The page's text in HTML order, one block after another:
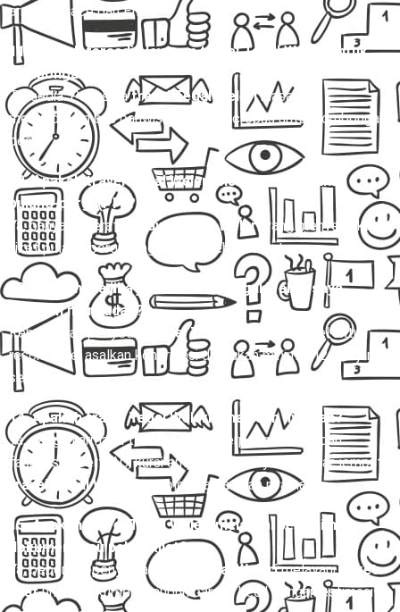
armada Hiace dan Elf.
11. Apakah tersedia layanan travel Tegal Weleri untuk
rombongan besar?
Tersedia. Penyediatravel Tegal Weleribiasanya
menyediakan bus pariwisata atau microbus untuk rombongan
besar.
12. Apakah travel Tegal Weleri melayani perjalanan
pulang-pergi (PP)?
Ya, banyak operator
travel Tegal Weleri
yang menyediakan
tiket pulang-pergi dengan harga lebih hemat.
13. Bagaimana jika jadwal travel Tegal Weleri saya
berubah mendadak?
Kebanyakan penyedia
travel Tegal Weleri
fleksibel untuk
reschedule, asalkan konfirmasi dilakukan minimal 12–24 jam
sebelumnya.
14. Apakah travel Tegal Weleri aman dan nyaman?
Ya, dengan armada terawat, sopir berpengalaman, dan
fasilitas seperti AC, kursi empuk, serta layanan antar-jemput,
travel Tegal Weleri tergolong aman dan nyaman.
15. Apakah travel Tegal Weleri melayani pengiriman
dokumen atau paket kilat?
Ya, beberapa penyedia
travel Tegal Welerimelayani paket
kilatuntuk dokumen maupun barang kecil dengan estimasi